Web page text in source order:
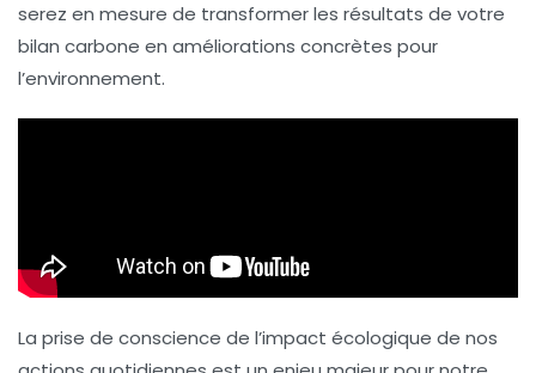
serez en mesure de transformer les résultats de votre
bilan carbone en améliorations concrètes pour
l’environnement.
La prise de conscience de l’impact écologique de nos